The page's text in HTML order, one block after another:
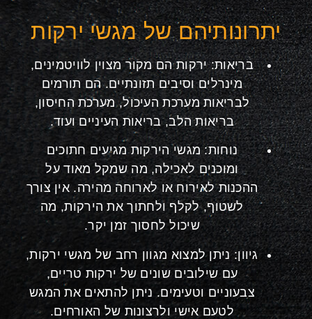
יתרונותיהם של מגשי ירקות
בריאות: ירקות הם מקור מצוין לוויטמינים,
מינרלים וסיבים תזונתיים. הם תורמים
לבריאות מערכת העיכול, מערכת החיסון,
בריאות הלב, בריאות העיניים ועוד.
נוחות: מגשי הירקות מגיעים חתוכים
ומוכנים לאכילה, מה שמקל מאוד על
ההכנות לאירוח או לארוחה מהירה. אין צורך
לשטוף, לקלף ולחתוך את הירקות, מה
שיכול לחסוך זמן יקר.
גיוון: ניתן למצוא מגוון רחב של מגשי ירקות,
עם שילובים שונים של ירקות טריים,
צבעוניים וטעימים. ניתן להתאים את המגש
לטעם אישי ולרצונות של האורחים.